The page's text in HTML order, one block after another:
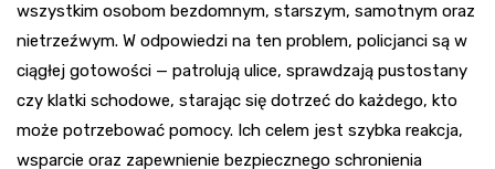
wszystkim osobom bezdomnym, starszym, samotnym oraz
nietrzeźwym. W odpowiedzi na ten problem, policjanci są w
ciągłej gotowości — patrolują ulice, sprawdzają pustostany
czy klatki schodowe, starając się dotrzeć do każdego, kto
może potrzebować pomocy. Ich celem jest szybka reakcja,
wsparcie oraz zapewnienie bezpiecznego schronienia